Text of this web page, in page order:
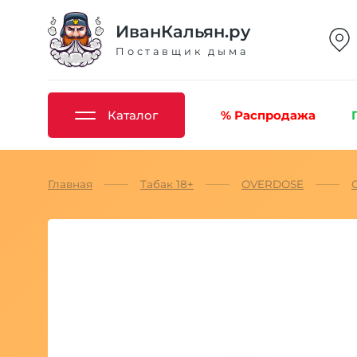
ИванКальян.ру
Поставщик дыма
Каталог % Распродажа
Главная Табак 18+ OVERDOSE